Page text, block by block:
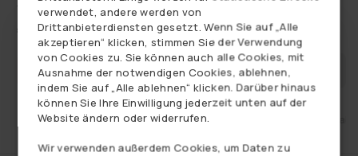
Essbereich platzieren. Sie eignen sich auch gut für Küche,
Schlafzimmer, Badezimmer oder das Büro, wenn Sie ein warmes und
stimmungsvolles Element in der Einrichtung wünschen.
Der Ausdruck ist schlicht, aber auffällig: der grüne Look kombiniert mit
der gedrehten Form verleiht den Kerzen Charakter, ohne der restlichen
Dekoration die Aufmerksamkeit zu entziehen. Verwenden Sie sie allein
für einen klaren, grafischen Look oder zusammen mit anderen Kerzen
für ein abwechslungsreicheres Arrangement.
Ein Set schöner gedrehter Kerzen, das Sie einfach in Ihre
Lieblingskerzenhalter stellen können und das Teil Ihrer
Normaler
Preis
€8,95
BENACHRICHTIGEN, WENN WIEDER AUF
LAGER
Käuferschutz Versand nur 4,95€
NORWEGIAN
SWEDISH
verwendet, andere werden von
Drittanbieterdiensten gesetzt. Wenn Sie auf „Alle
akzeptieren“ klicken, stimmen Sie der Verwendung
von Cookies zu. Sie können auch alle Cookies, mit
Ausnahme der notwendigen Cookies, ablehnen,
indem Sie auf „Alle ablehnen“ klicken. Darüber hinaus
können Sie Ihre Einwilligung jederzeit unten auf der
Website ändern oder widerrufen.
Wir verwenden außerdem Cookies, um Daten zu